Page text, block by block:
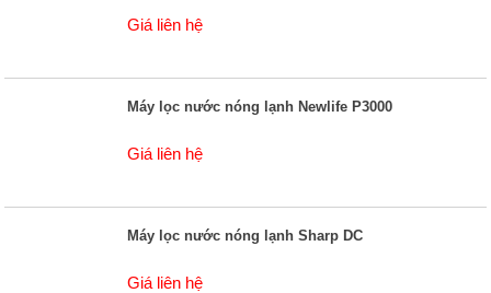
Giá liên hệ
Máy lọc nước nóng lạnh Newlife P3000
Giá liên hệ
Máy lọc nước nóng lạnh Sharp DC
Giá liên hệ